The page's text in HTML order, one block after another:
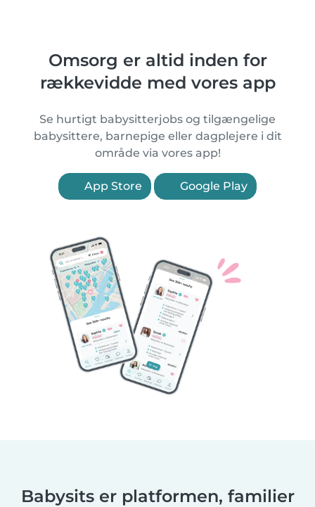
Omsorg er altid inden for
rækkevidde med vores app
Se hurtigt babysitterjobs og tilgængelige
babysittere, barnepige eller dagplejere i dit
område via vores app!
App Store Google Play
Babysits er platformen, familier